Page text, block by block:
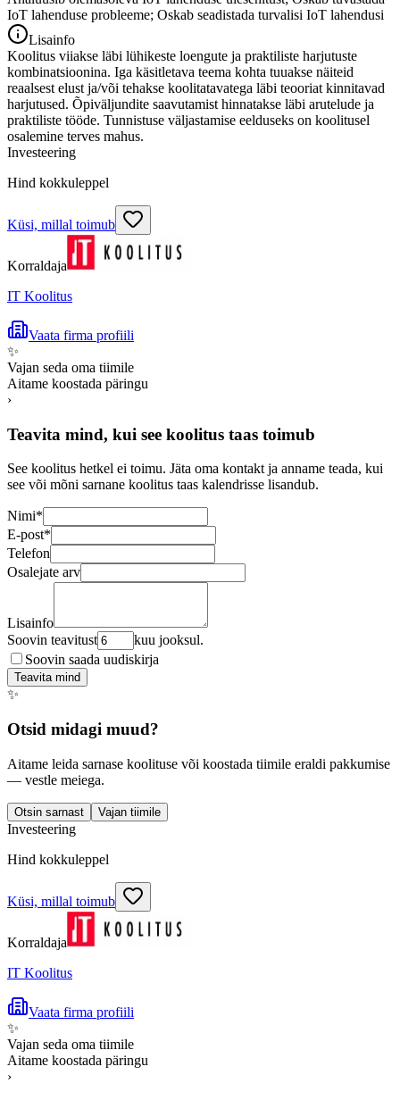
IoT lahenduse probleeme; Oskab seadistada turvalisi IoT lahendusi
Lisainfo
Koolitus viiakse läbi lühikeste loengute ja praktiliste harjutuste
kombinatsioonina. Iga käsitletava teema kohta tuuakse näiteid
reaalsest elust ja/või tehakse koolitatavatega läbi teooriat kinnitavad
harjutused. Õpiväljundite saavutamist hinnatakse läbi arutelude ja
praktiliste tööde. Tunnistuse väljastamise eelduseks on koolitusel
osalemine terves mahus.
Investeering
Hind kokkuleppel
Küsi, millal toimub
Korraldaja
IT Koolitus
Vaata firma profiili
✨
Vajan seda oma tiimile
Aitame koostada päringu
›
Teavita mind, kui see koolitus taas toimub
See koolitus hetkel ei toimu. Jäta oma kontakt ja anname teada, kui
see või mõni sarnane koolitus taas kalendrisse lisandub.
Nimi*
E-post*
Telefon
Osalejate arv
Lisainfo
Soovin teavitust
kuu jooksul.
Soovin saada uudiskirja
Teavita mind
✨
Otsid midagi muud?
Aitame leida sarnase koolituse või koostada tiimile eraldi pakkumise
— vestle meiega.
Otsin sarnast Vajan tiimile
Investeering
Hind kokkuleppel
Küsi, millal toimub
Korraldaja
IT Koolitus
Vaata firma profiili
✨
Vajan seda oma tiimile
Aitame koostada päringu
›